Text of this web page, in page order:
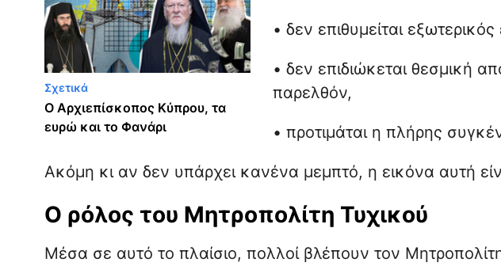
Σχετικά
Ο Αρχιεπίσκοπος Κύπρου, τα
ευρώ και το Φανάρι
• δεν επιθυμείται
• δεν επιδιώκεται θεσμική
παρελθόν,
• προτιμάται η πλήρης
Ακόμη κι αν δεν υπάρχει κανένα μεμπτό, η εικόνα αυτή
Ο ρόλος του Μητροπολίτη Τυχικού
Μέσα σε αυτό το πλαίσιο, πολλοί βλέπουν τον